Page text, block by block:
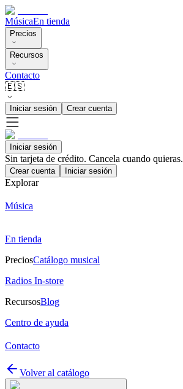
MúsicaEn tienda
Precios
Recursos
Contacto
🇪🇸
Iniciar sesión Crear cuenta
Iniciar sesión
Sin tarjeta de crédito. Cancela cuando quieras.
Crear cuenta Iniciar sesión
Explorar
Música
En tienda
PreciosCatálogo musical
Radios In-store
RecursosBlog
Centro de ayuda
Contacto
Volver al catálogo